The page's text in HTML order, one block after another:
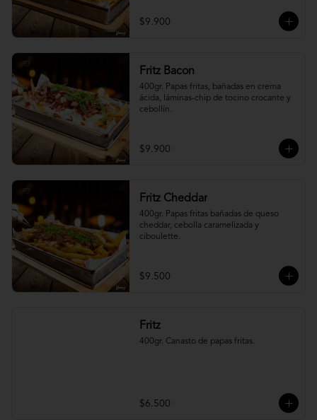
$9.900
Fritz Bacon
400gr. Papas fritas, bañadas en crema
ácida, láminas-chip de tocino crocante y
cebollín.
$9.900
Fritz Cheddar
400gr. Papas fritas bañadas de queso
cheddar, cebolla caramelizada y
ciboulette.
$9.500
Fritz
400gr. Canasto de papas fritas.
$6.500